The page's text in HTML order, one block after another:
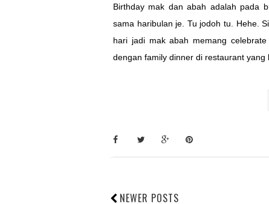
Birthday mak dan abah adalah pada
sama haribulan je. Tu jodoh tu. Hehe.
hari jadi mak abah memang
dengan family dinner di restaurant
NEWER POSTS